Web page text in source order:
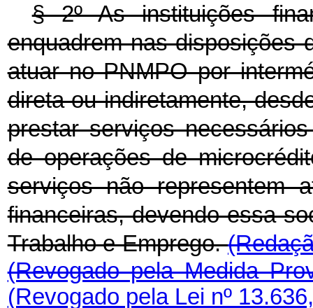
§ 2º As instituições
enquadrem nas disposições
atuar no PNMPO por
direta ou indiretamente,
prestar serviços
de operações de
serviços não representem
financeiras, devendo essa
Trabalho e Emprego.
(Revogado pela Medida
(Revogado pela Lei nº